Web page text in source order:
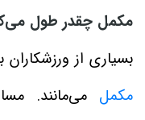
مکمل چقدر طول
بسیاری از
مکمل می‌مانند.